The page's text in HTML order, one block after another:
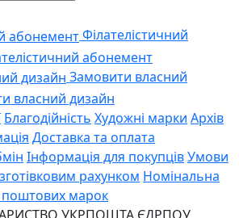
Філателістичний
Замовити власний
Благодійність Художні марки Архів
Доставка та оплата
Інформація для покупцівУмови
рахунком Номінальна
поштових марок